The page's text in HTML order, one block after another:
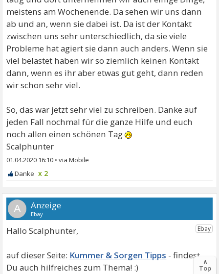
meistens am Wochenende. Da sehen wir uns dann
ab und an, wenn sie dabei ist. Da ist der Kontakt
zwischen uns sehr unterschiedlich, da sie viele
Probleme hat agiert sie dann auch anders. Wenn sie
viel belastet haben wir so ziemlich keinen Kontakt
dann, wenn es ihr aber etwas gut geht, dann reden
wir schon sehr viel.
So, das war jetzt sehr viel zu schreiben. Danke auf
jeden Fall nochmal für die ganze Hilfe und euch
noch allen einen schönen Tag
Scalphunter
01.04.2020 16:10 •
x 2
A
Hallo Scalphunter,
Kummer & Sorgen Tipps
∧
Top